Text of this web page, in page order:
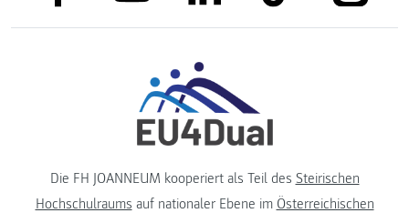
Die FH JOANNEUM kooperiert als Teil des Steirischen
Hochschulraums auf nationaler Ebene im Österreichischen